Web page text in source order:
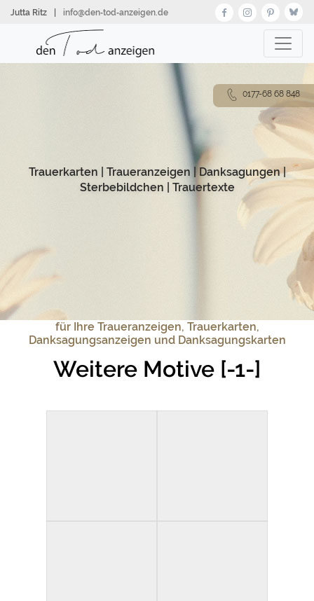
zumJutta Ritz info@den‑tod‑anzeigen.de
Trauerkarten Traueranzeigen |Danksagungen|
Sterbebildchen
Trauertexte
für Ihre Traueranzeigen, Trauerkarten,
Danksagungsanzeigen und Danksagungskarten
Weitere Motive [-1-]
0177-68 68 848